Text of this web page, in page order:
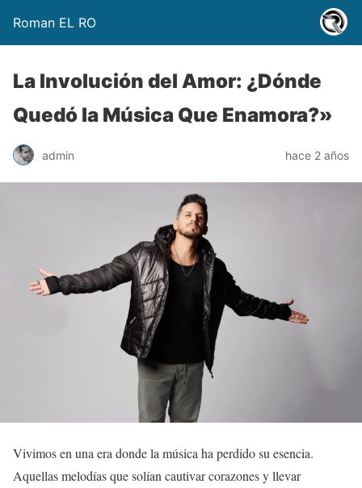
Roman EL RO
La Involución del Amor: ¿Dónde
Quedó la Música Que Enamora?»
admin hace 2 años
Vivimos en una era donde la música ha perdido su esencia.
Aquellas melodías que solían cautivar corazones y llevar